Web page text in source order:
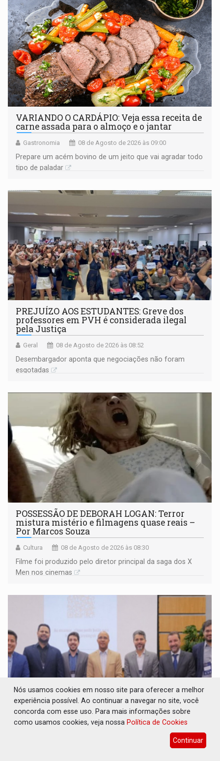
VARIANDO O CARDÁPIO: Veja essa receita de
carne assada para o almoço e o jantar
Gastronomia 08 de Agosto de 2026 às 09:00
Prepare um acém bovino de um jeito que vai agradar todo
tipo de paladar
PREJUÍZO AOS ESTUDANTES: Greve dos
professores em PVH é considerada ilegal
pela Justiça
Geral 08 de Agosto de 2026 às 08:52
Desembargador aponta que negociações não foram
esgotadas
POSSESSÃO DE DEBORAH LOGAN: Terror
mistura mistério e filmagens quase reais –
Por Marcos Souza
Cultura 08 de Agosto de 2026 às 08:30
Filme foi produzido pelo diretor principal da saga dos X
Men nos cinemas
TRANSPARÊNCIA: TCE reúne candidatos ao
Governo e apresenta diagnóstico sobre
Nós usamos cookies em nosso site para oferecer a melhor
experiência possível. Ao continuar a navegar no site, você
concorda com esse uso. Para mais informações sobre
como usamos cookies, veja nossa Política de Cookies
Continuar